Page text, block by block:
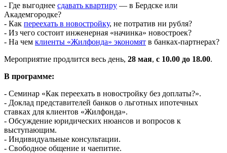
- Где выгоднее сдавать квартиру — в Бердске или
Академгородке?
- Как переехать в новостройку, не потратив ни рубля?
- Из чего состоит инженерная «начинка» новостроек?
- На чем клиенты «Жилфонда» экономят в банках-партнерах?
Мероприятие продлится весь день, 28 мая, с 10.00 до 18.00.
В программе:
- Семинар «Как переехать в новостройку без доплаты?».
- Доклад представителей банков о льготных ипотечных
ставках для клиентов «Жилфонда».
- Обсуждение юридических нюансов и вопросов к
выступающим.
- Индивидуальные консультации.
- Свободное общение и чаепитие.